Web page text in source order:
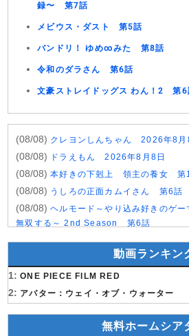
録〜 第7話
メビウス・ダスト 第5話
バンドリ！ ゆめ∞みた 第8話
令和のダラさん 第6話
文豪ストレイドッグス わん！2 第6
(08/08) クレヨンしんちゃん 2026年8月
(08/08) ドラえもん 2026年8月8日
(08/08)本好きの下剋上 領主の養女 第
(08/08) うしろの正面カムイさん 第6話
(08/08)ヘルモード～やり込み好きのゲ
無双する～ 2nd Season 第6話
(08/08)晩酌の流儀５ 〜夏編〜 第6話
探偵のままでいて 第4話
(07/08)ストレンジ-伊藤潤二の夜も眠れ
(07/08)逃げ上手の若君 第二期 第4話
うちの弟どもがすみません 第6
動画ランキン
1: ONE PIECE FILM RED
2: アバター：ウェイ・オブ・ウォーター
無料ホームシア